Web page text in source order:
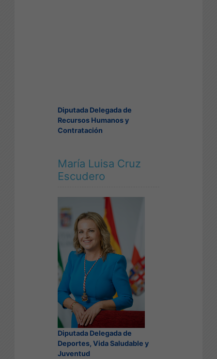
Diputada Delegada de
Recursos Humanos y
Contratación
María Luisa Cruz
Escudero
Diputada Delegada de
Deportes, Vida Saludable y
Juventud